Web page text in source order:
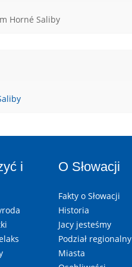
Horné Saliby
i
O Słowacji
Fakty o Słowacji
Historia
Jacy jesteśmy
Podział regionalny
Miasta